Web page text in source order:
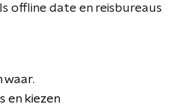
offline date en reisbureaus
waar.
en kiezen